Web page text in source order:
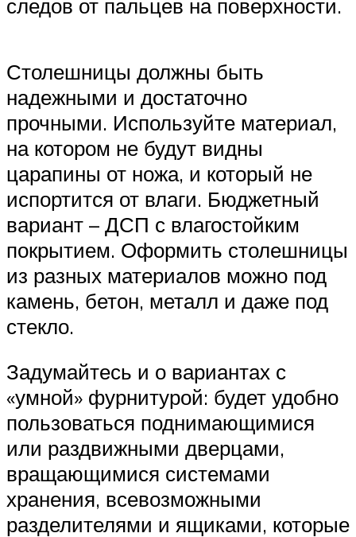
следов от пальцев на поверхности.
Столешницы должны быть
надежными и достаточно
прочными. Используйте материал,
на котором не будут видны
царапины от ножа, и который не
испортится от влаги. Бюджетный
вариант – ДСП с влагостойким
покрытием. Оформить столешницы
из разных материалов можно под
камень, бетон, металл и даже под
стекло.
Задумайтесь и о вариантах с
«умной» фурнитурой: будет удобно
пользоваться поднимающимися
или раздвижными дверцами,
вращающимися системами
хранения, всевозможными
разделителями и ящиками, которые